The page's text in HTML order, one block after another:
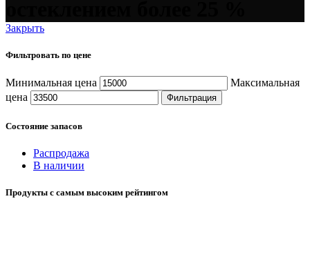
Закрыть
Фильтровать по цене
Минимальная цена
Максимальная
цена
Фильтрация
Состояние запасов
Распродажа
В наличии
Продукты с самым высоким рейтингом